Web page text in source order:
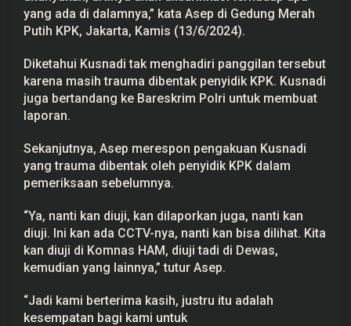
yang ada di dalamnya,” kata Asep di Gedung Merah
Putih KPK, Jakarta, Kamis (13/6/2024).
Diketahui Kusnadi tak menghadiri panggilan tersebut
karena masih trauma dibentak penyidik KPK. Kusnadi
juga bertandang ke Bareskrim Polri untuk membuat
laporan.
Sekanjutnya, Asep merespon pengakuan Kusnadi
yang trauma dibentak oleh penyidik KPK dalam
pemeriksaan sebelumnya.
“Ya, nanti kan diuji, kan dilaporkan juga, nanti kan
diuji. Ini kan ada CCTV-nya, nanti kan bisa dilihat. Kita
kan diuji di Komnas HAM, diuji tadi di Dewas,
kemudian yang lainnya,” tutur Asep.
“Jadi kami berterima kasih, justru itu adalah
kesempatan bagi kami untuk